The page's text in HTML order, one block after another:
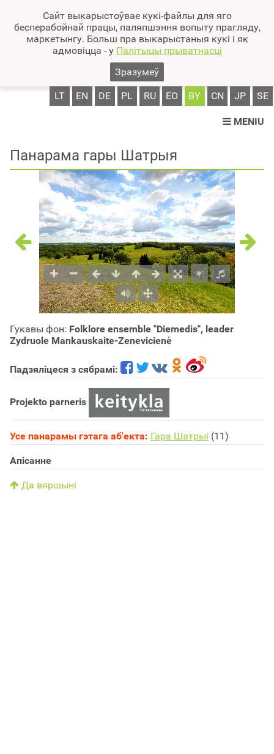
Сайт выкарыстоўвае кукі-файлы для яго
бесперабойнай працы, паляпшэння вопыту прагляду,
маркетынгу. Больш пра выкарыстаныя кукі і як
адмовіцца - у Палітыцы прыватнасці
Зразумеў
LT EN DE PL RU EO BY CN JP SE
MENIU
Панарама гары Шатрыя
Гукавы фон: Folklore ensemble "Diemedis", leader
Zydruole Mankauskaite-Zenevicienė
Падзяліцеся з сябрамі:
Projekto parneris
Усе панарамы гэтага аб'екта: Гара Шатрыі (11)
Апісанне
Да вяршыні